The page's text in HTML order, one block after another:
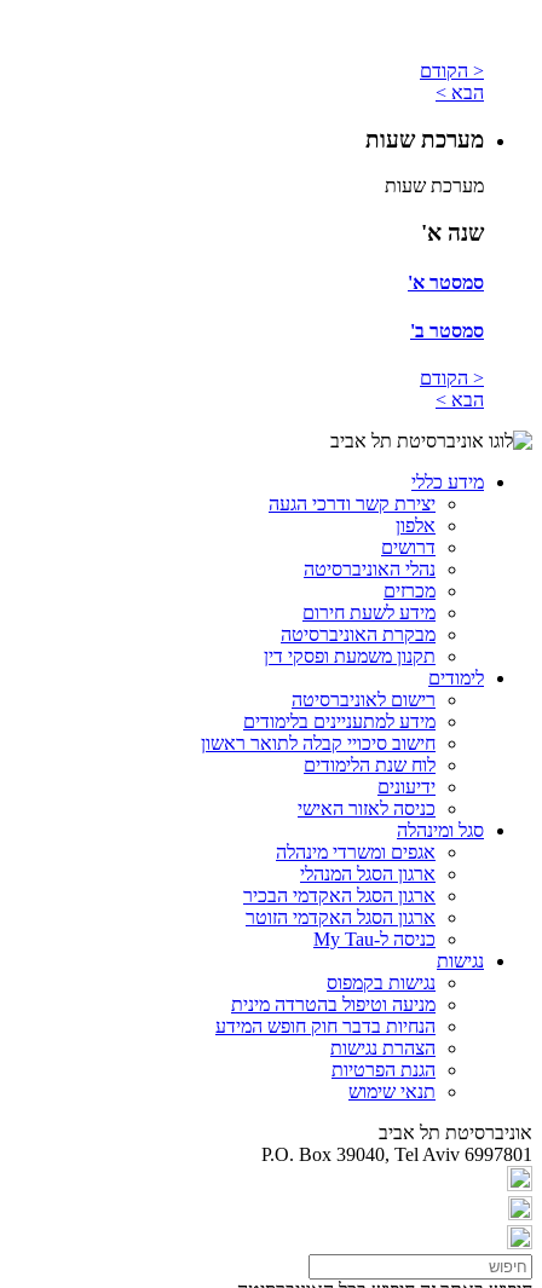
< הקודם
הבא >
מערכת שעות
מערכת שעות
שנה א'
סמסטר א'
סמסטר ב'
< הקודם
הבא >
מידע כללי
יצירת קשר ודרכי הגעה
אלפון
דרושים
נהלי האוניברסיטה
מכרזים
מידע לשעת חירום
מבקרת האוניברסיטה
תקנון משמעת ופסקי דין
לימודים
רישום לאוניברסיטה
מידע למתעניינים בלימודים
חישוב סיכויי קבלה לתואר ראשון
לוח שנת הלימודים
ידיעונים
כניסה לאזור האישי
סגל ומינהלה
אגפים ומשרדי מינהלה
ארגון הסגל המנהלי
ארגון הסגל האקדמי הבכיר
ארגון הסגל האקדמי הזוטר
כניסה ל-My Tau
נגישות
נגישות בקמפוס
מניעה וטיפול בהטרדה מינית
הנחיות בדבר חוק חופש המידע
הצהרת נגישות
הגנת הפרטיות
תנאי שימוש
אוניברסיטת תל אביב
P.O. Box 39040, Tel Aviv 6997801